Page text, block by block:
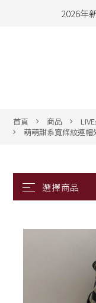
2026年
2026年
ALL ITEM
首頁 商品
萌萌甜系寬條紋連帽